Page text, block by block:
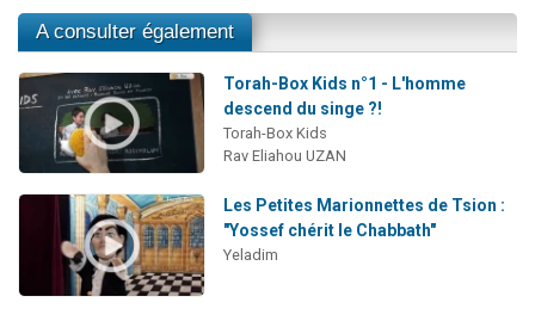
A consulter également
Torah-Box Kids n°1 - L'homme
descend du singe ?!
Torah-Box Kids
Rav Eliahou UZAN
Les Petites Marionnettes de Tsion :
"Yossef chérit le Chabbath"
Yeladim